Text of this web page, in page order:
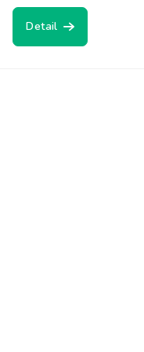
Detail